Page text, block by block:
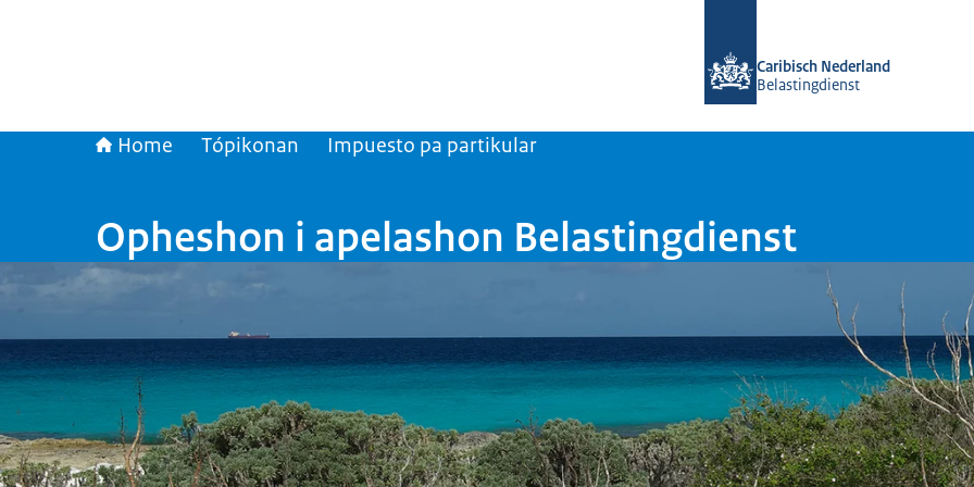
Caribisch Nederland
Belastingdienst
Home Tópikonan Impuesto pa partikular
Opheshon i apelashon Belastingdienst